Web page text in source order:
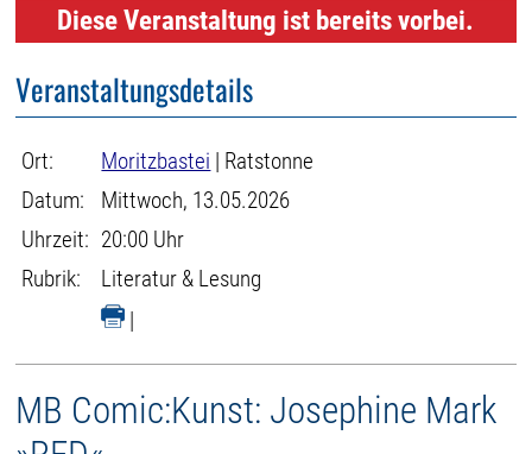
Diese Veranstaltung ist bereits vorbei.
Veranstaltungsdetails
Ort: Moritzbastei | Ratstonne
Datum:
Mittwoch, 13.05.2026
Uhrzeit: 20:00 Uhr
Rubrik:
Literatur & Lesung
|
MB Comic:Kunst: Josephine Mark